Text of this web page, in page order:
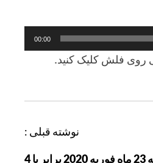
00:00
روی فلش کلیک کنید.
نوشته قبلی :
برنامه روز یکشنبه 23 ماه فوریه 2020 برابر با 4